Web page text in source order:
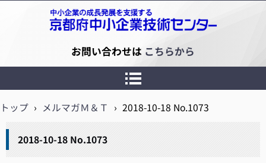
京都府中小企業技術センター
お問い合わせは こちらから
トップ › メルマガＭ＆Ｔ › 2018-10-18 No.1073
2018-10-18 No.1073